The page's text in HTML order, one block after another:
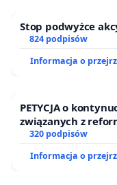
Stop podwyżce
824 podpisów
Informacja o
PETYCJA o
związanych z
320 podpisów
Informacja o